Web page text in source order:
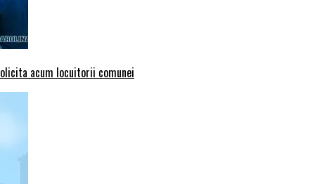
acum locuitorii comunei